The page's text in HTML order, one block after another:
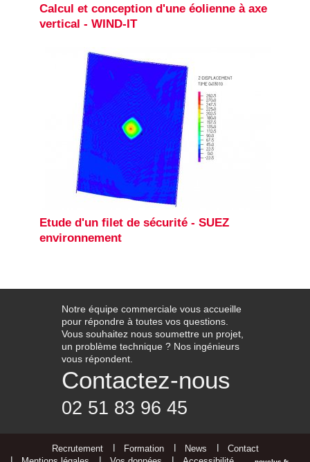
Calcul et conception d'une éolienne à axe
vertical - WIND-IT
Etude d'un filet de sécurité - SUEZ
environnement
Notre équipe commerciale vous accueille
pour répondre à toutes vos questions.
Vous souhaitez nous soumettre un projet,
un problème technique ? Nos ingénieurs
vous répondent.
Contactez-nous
02 51 83 96 45
Recrutement Formation News
Contact